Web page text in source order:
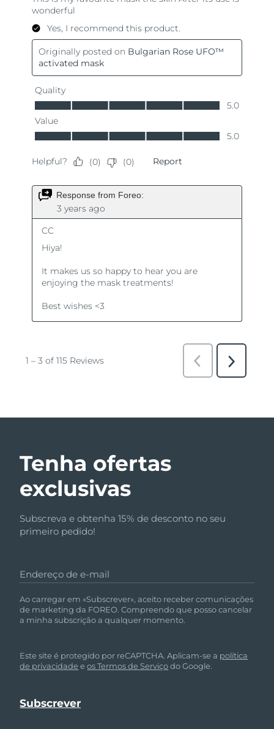
Tenha ofertas
exclusivas
Subscreva e obtenha 15% de desconto no seu
primeiro pedido!
Endereço de e-mail
Ao carregar em «Subscrever», aceito receber comunicações
de marketing da FOREO. Compreendo que posso cancelar
a minha subscrição a qualquer momento.
Este site é protegido por reCAPTCHA. Aplicam-se a política
de privacidade eos Termos de Serviçodo Google.